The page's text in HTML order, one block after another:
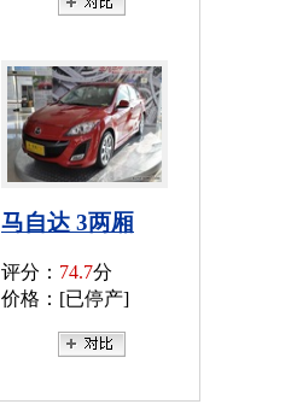
马自达 3两厢
评分： 74.7分
价格：[已停产]